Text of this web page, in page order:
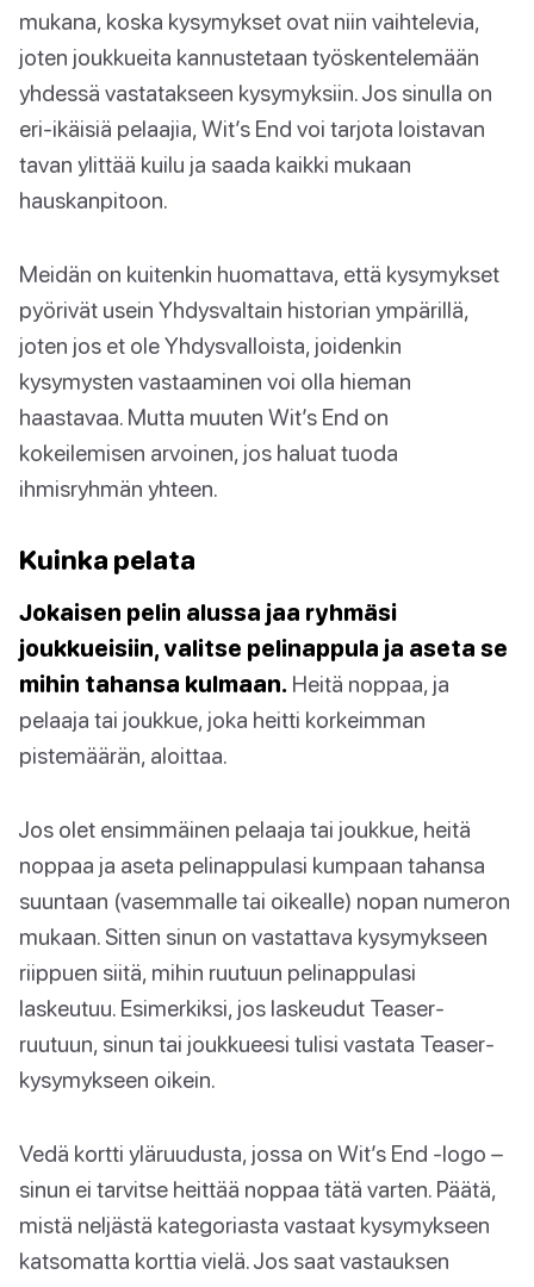
mukana, koska kysymykset ovat niin vaihtelevia,
joten joukkueita kannustetaan työskentelemään
yhdessä vastatakseen kysymyksiin. Jos sinulla on
eri-ikäisiä pelaajia, Wit’s End voi tarjota loistavan
tavan ylittää kuilu ja saada kaikki mukaan
hauskanpitoon.
Meidän on kuitenkin huomattava, että kysymykset
pyörivät usein Yhdysvaltain historian ympärillä,
joten jos et ole Yhdysvalloista, joidenkin
kysymysten vastaaminen voi olla hieman
haastavaa. Mutta muuten Wit’s End on
kokeilemisen arvoinen, jos haluat tuoda
ihmisryhmän yhteen.
Kuinka pelata
Jokaisen pelin alussa jaa ryhmäsi
joukkueisiin, valitse pelinappula ja aseta se
mihin tahansa kulmaan. Heitä noppaa, ja
pelaaja tai joukkue, joka heitti korkeimman
pistemäärän, aloittaa.
Jos olet ensimmäinen pelaaja tai joukkue, heitä
noppaa ja aseta pelinappulasi kumpaan tahansa
suuntaan (vasemmalle tai oikealle) nopan numeron
mukaan. Sitten sinun on vastattava kysymykseen
riippuen siitä, mihin ruutuun pelinappulasi
laskeutuu. Esimerkiksi, jos laskeudut Teaser-
ruutuun, sinun tai joukkueesi tulisi vastata Teaser-
kysymykseen oikein.
Vedä kortti yläruudusta, jossa on Wit’s End -logo –
sinun ei tarvitse heittää noppaa tätä varten. Päätä,
mistä neljästä kategoriasta vastaat kysymykseen
katsomatta korttia vielä. Jos saat vastauksen